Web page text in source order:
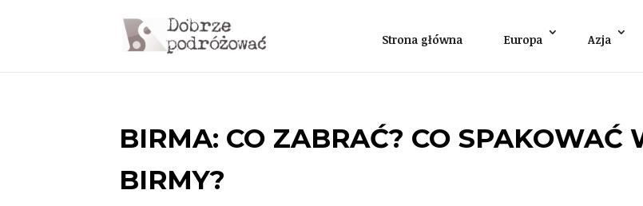
Strona główna Europa Azja
BIRMA: CO ZABRAĆ? CO SPAKOWAĆ
BIRMY?